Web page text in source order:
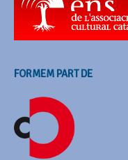
FORMEM PART DE